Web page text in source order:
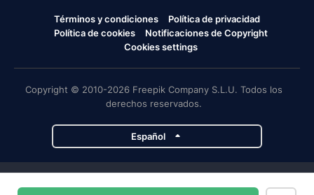
Términos y condiciones
Política de privacidad
Política de cookies
Notificaciones de Copyright
Cookies settings
Copyright © 2010-2026 Freepik Company S.L.U. Todos los
derechos reservados.
Español